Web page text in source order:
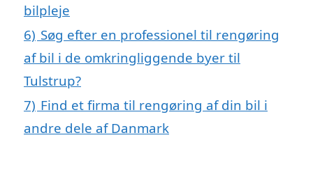
bilpleje
6) Søg efter en professionel til rengøring
af bil i de omkringliggende byer til
Tulstrup?
7) Find et firma til rengøring af din bil i
andre dele af Danmark